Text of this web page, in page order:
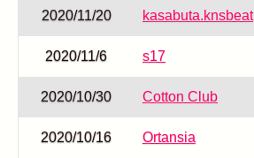
2020/11/20 kasabuta.knsbeat
2020/11/6 s17
2020/10/30 Cotton Club
2020/10/16 Ortansia